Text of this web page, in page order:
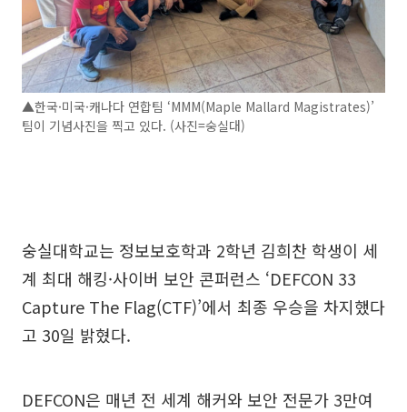
▲한국·미국·캐나다 연합팀 ‘MMM(Maple Mallard Magistrates)’
팀이 기념사진을 찍고 있다. (사진=숭실대)
숭실대학교는 정보보호학과 2학년 김희찬 학생이 세
계 최대 해킹·사이버 보안 콘퍼런스 ‘DEFCON 33
Capture The Flag(CTF)’에서 최종 우승을 차지했다
고 30일 밝혔다.
DEFCON은 매년 전 세계 해커와 보안 전문가 3만여